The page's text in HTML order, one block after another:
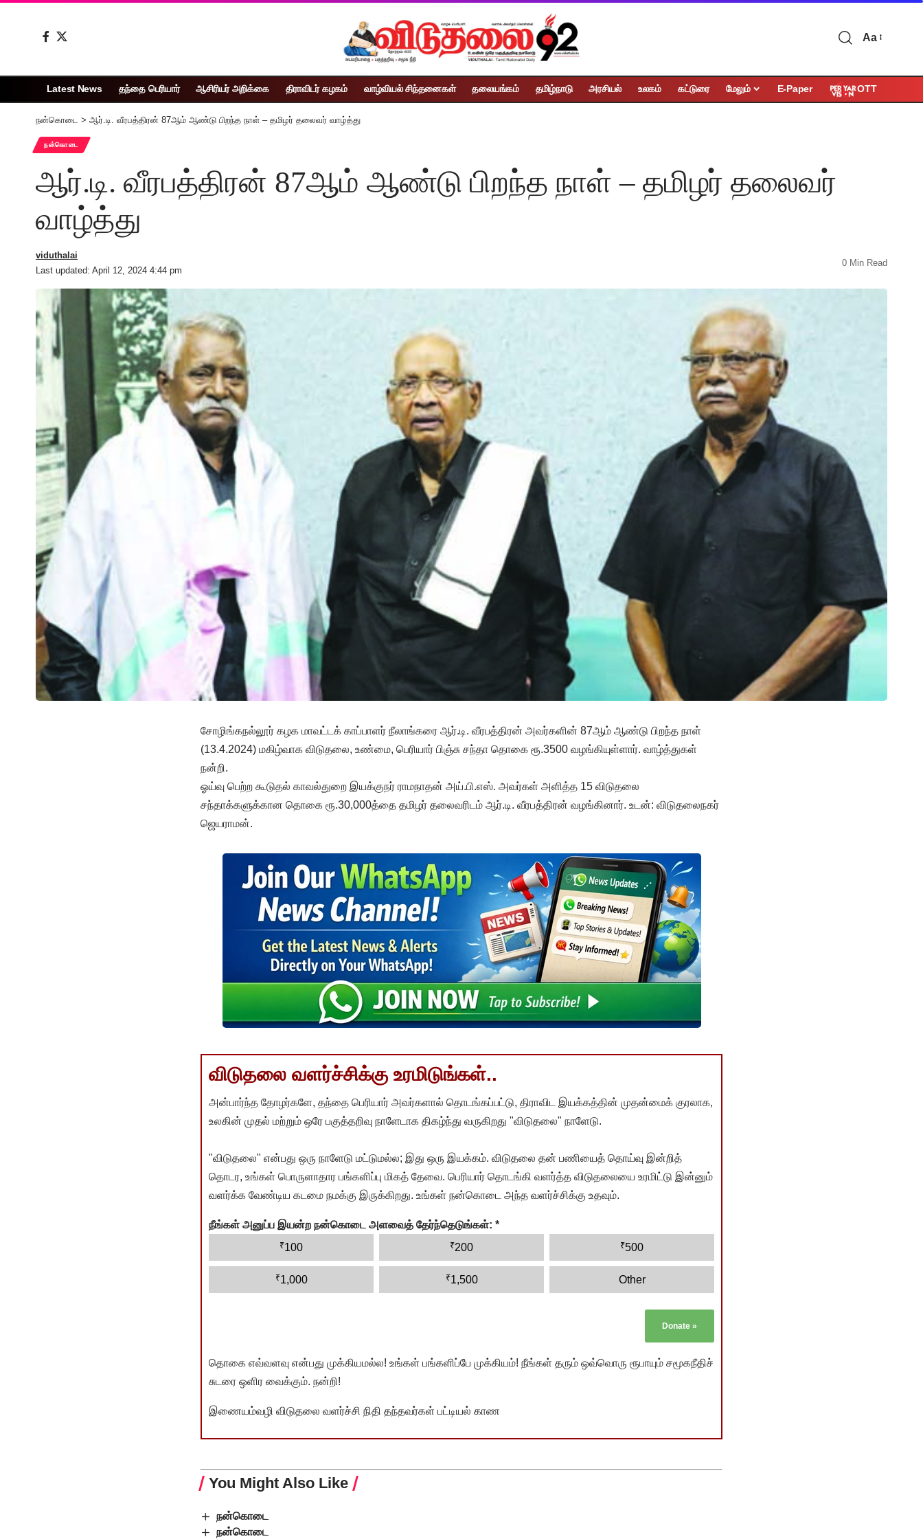
Aa
Latest News தந்தை பெரியார் ஆசிரியர் அறிக்கை திராவிடர் கழகம் வாழ்வியல் சிந்தனைகள் தலையங்கம் தமிழ்நாடு அரசியல் உலகம் கட்டுரை மேலும் E-Paper OTT
நன்கொடை > ஆர்.டி. வீரபத்திரன் 87ஆம் ஆண்டு பிறந்த நாள் – தமிழர் தலைவர் வாழ்த்து
நன்கொடை
ஆர்.டி. வீரபத்திரன் 87ஆம் ஆண்டு பிறந்த நாள் – தமிழர் தலைவர்
வாழ்த்து
Last updated: April 12, 2024 4:44 pm
viduthalai
0 Min Read
சோழிங்கநல்லூர் கழக மாவட்டக் காப்பாளர் நீலாங்கரை ஆர்.டி. வீரபத்திரன் அவர்களின் 87ஆம் ஆண்டு பிறந்த நாள்
(13.4.2024) மகிழ்வாக விடுதலை, உண்மை, பெரியார் பிஞ்சு சந்தா தொகை ரூ.3500 வழங்கியுள்ளார். வாழ்த்துகள்
நன்றி.
ஓய்வு பெற்ற கூடுதல் காவல்துறை இயக்குநர் ராமநாதன் அய்.பி.எஸ். அவர்கள் அளித்த 15 விடுதலை
சந்தாக்களுக்கான தொகை ரூ.30,000த்தை தமிழர் தலைவரிடம் ஆர்.டி. வீரபத்திரன் வழங்கினார். உடன்: விடுதலைநகர்
ஜெயராமன்.
விடுதலை வளர்ச்சிக்கு உரமிடுங்கள்..
அன்பார்ந்த தோழர்களே, தந்தை பெரியார் அவர்களால் தொடங்கப்பட்டு, திராவிட இயக்கத்தின் முதன்மைக் குரலாக,
உலகின் முதல் மற்றும் ஒரே பகுத்தறிவு நாளேடாக திகழ்ந்து வருகிறது "விடுதலை" நாளேடு.
"விடுதலை" என்பது ஒரு நாளேடு மட்டுமல்ல; இது ஒரு இயக்கம். விடுதலை தன் பணியைத் தொய்வு இன்றித்
தொடர, உங்கள் பொருளாதார பங்களிப்பு மிகத் தேவை. பெரியார் தொடங்கி வளர்த்த விடுதலையை உரமிட்டு இன்னும்
வளர்க்க வேண்டிய கடமை நமக்கு இருக்கிறது. உங்கள் நன்கொடை அந்த வளர்ச்சிக்கு உதவும்.
நீங்கள் அனுப்ப இயன்ற நன்கொடை அளவைத் தேர்ந்தெடுங்கள்: *
₹100 ₹200 ₹500
₹1,000 ₹1,500 Other
Donate »
தொகை எவ்வளவு என்பது முக்கியமல்ல! உங்கள் பங்களிப்பே முக்கியம்! நீங்கள் தரும் ஒவ்வொரு ரூபாயும் சமூகநீதிச்
சுடரை ஒளிர வைக்கும். நன்றி!
இணையம்வழி விடுதலை வளர்ச்சி நிதி தந்தவர்கள் பட்டியல் காண
You Might Also Like
நன்கொடை
நன்கொடை